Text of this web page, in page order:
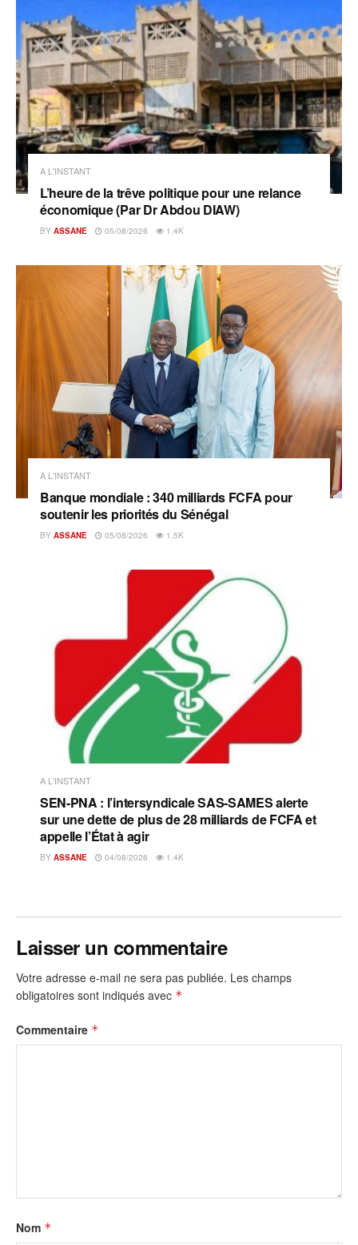
A L'INSTANT
L’heure de la trêve politique pour une relance
économique (Par Dr Abdou DIAW)
BY ASSANE 05/08/2026 1.4K
A L'INSTANT
Banque mondiale : 340 milliards FCFA pour
soutenir les priorités du Sénégal
BY ASSANE 05/08/2026 1.5K
A L'INSTANT
SEN-PNA : l’intersyndicale SAS-SAMES alerte
sur une dette de plus de 28 milliards de FCFA et
appelle l’État à agir
BY ASSANE 04/08/2026 1.4K
Laisser un commentaire
Votre adresse e-mail ne sera pas publiée. Les champs
obligatoires sont indiqués avec *
Commentaire *
Nom *